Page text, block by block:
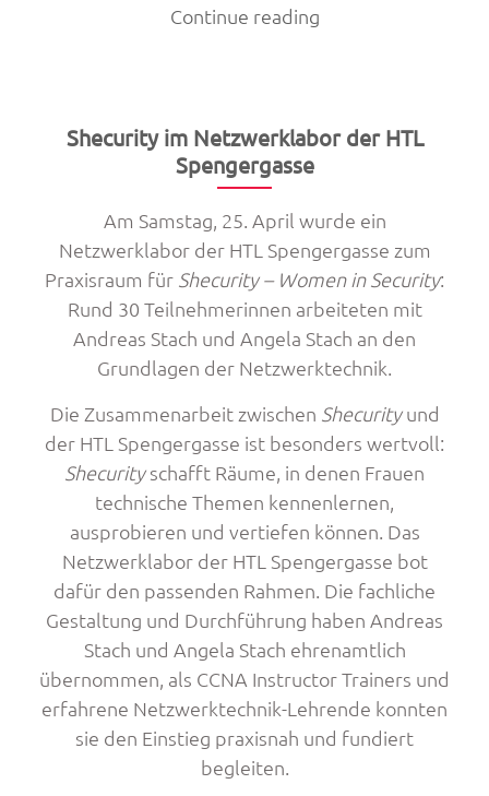
Continue reading„Absolventen
fordern
Shecurity im Netzwerklabor der HTL
Spengergasse
Am Samstag, 25. April wurde ein
Netzwerklabor der HTL Spengergasse zum
Praxisraum für Shecurity – Women in Security:
Rund 30 Teilnehmerinnen arbeiteten mit
Andreas Stach und Angela Stach an den
Grundlagen der Netzwerktechnik.
Die Zusammenarbeit zwischen Shecurityund
der HTL Spengergasse ist besonders wertvoll:
Shecurityschafft Räume, in denen Frauen
technische Themen kennenlernen,
ausprobieren und vertiefen können. Das
Netzwerklabor der HTL Spengergasse bot
dafür den passenden Rahmen. Die fachliche
Gestaltung und Durchführung haben Andreas
Stach und Angela Stach ehrenamtlich
übernommen, als CCNA Instructor Trainers und
erfahrene Netzwerktechnik-Lehrende konnten
sie den Einstieg praxisnah und fundiert
begleiten.